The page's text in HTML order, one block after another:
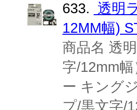
633. 透明
12MM幅)
商品名 透
字/12mm
ー キング
プ/黒文字/